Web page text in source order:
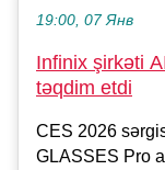
19:00, 07 Янв
Infinix şirkəti
təqdim etdi
CES 2026
GLASSES Pro